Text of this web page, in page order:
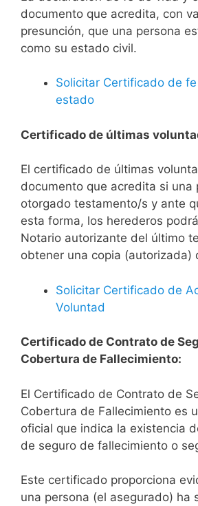
documento que acredita, con
presunción, que una persona
como su estado civil.
Solicitar Certificado de
estado
Certificado de últimas
El certificado de últimas
documento que acredita si una
otorgado testamento/s y ante
esta forma, los herederos
Notario autorizante del último
obtener una copia (autorizada)
Solicitar Certificado de
Voluntad
Certificado de Contrato de
Cobertura de Fallecimiento:
El Certificado de Contrato de
Cobertura de Fallecimiento es
oficial que indica la existencia
de seguro de fallecimiento o
Este certificado proporciona
una persona (el asegurado) ha